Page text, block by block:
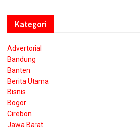
Kategori
Advertorial
Bandung
Banten
Berita Utama
Bisnis
Bogor
Cirebon
Jawa Barat